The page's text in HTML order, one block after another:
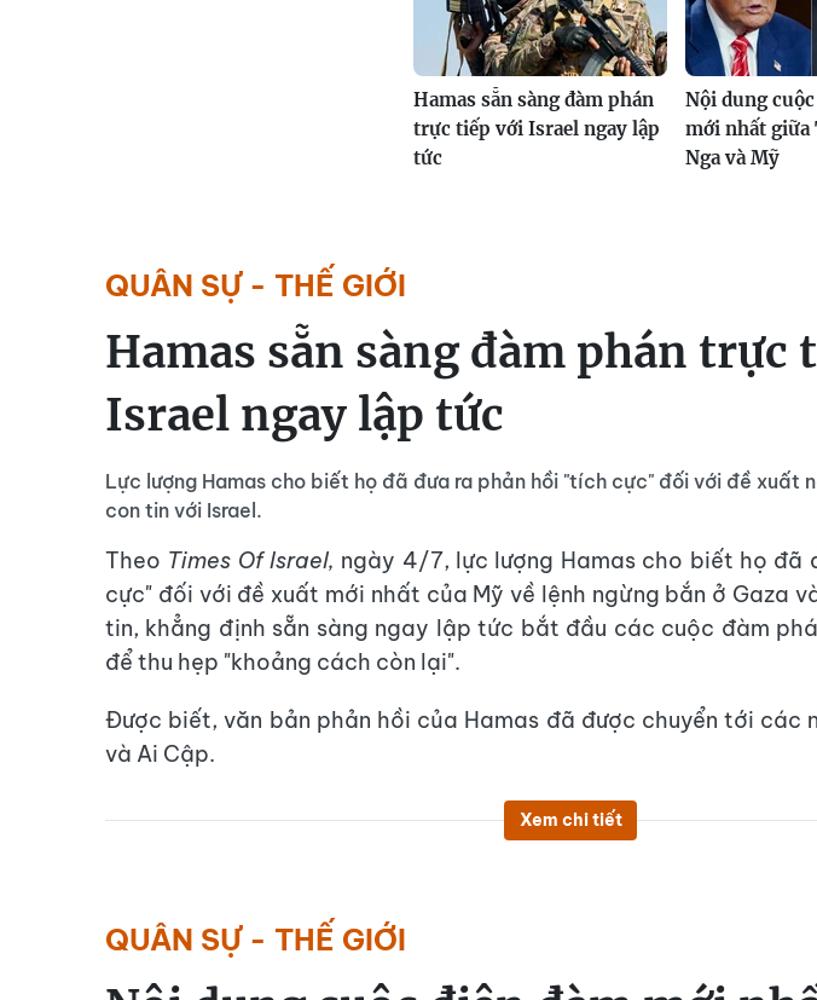
Hamas sẵn sàng đàm phán
trực tiếp với Israel ngay lập
tức
Nội dung
mới nhất giữa
Nga và Mỹ
QUÂN SỰ - THẾ GIỚI
Hamas sẵn sàng đàm phán trực
Israel ngay lập tức
Lực lượng Hamas cho biết họ đã đưa ra phản hồi "tích cực" đối với đề xuất
con tin với Israel.
Theo Times Of Israel, ngày 4/7, lực lượng Hamas cho biết họ đã
cực" đối với đề xuất mới nhất của Mỹ về lệnh ngừng bắn ở Gaza
tin, khẳng định sẵn sàng ngay lập tức bắt đầu các cuộc đàm
để thu hẹp "khoảng cách còn lại".
Được biết, văn bản phản hồi của Hamas đã được chuyển tới các
và Ai Cập.
Xem chi tiết
QUÂN SỰ - THẾ GIỚI